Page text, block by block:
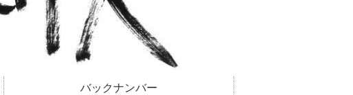
バックナンバー